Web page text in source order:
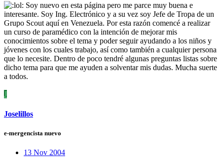
Soy nuevo en esta página pero me parce muy buena e
interesante. Soy Ing. Electrónico y a su vez soy Jefe de Tropa de un
Grupo Scout aquí en Venezuela. Por esta razón comencé a realizar
un curso de paramédico con la intención de mejorar mis
conocimientos sobre el tema y poder seguir ayudando a los niños y
jóvenes con los cuales trabajo, así como también a cualquier persona
que lo necesite. Dentro de poco tendré algunas preguntas listas sobre
dicho tema para que me ayuden a solventar mis dudas. Mucha suerte
a todos.
J
Joselillos
e-mergencista nuevo
13 Nov 2004